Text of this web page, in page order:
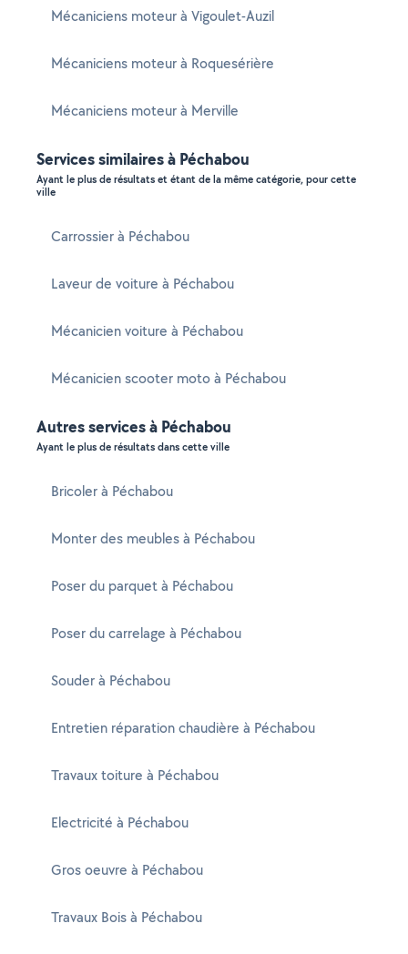
Mécaniciens moteur à Vigoulet-Auzil
Mécaniciens moteur à Roquesérière
Mécaniciens moteur à Merville
Services similaires à Péchabou
Ayant le plus de résultats et étant de la même catégorie, pour cette
ville
Carrossier à Péchabou
Laveur de voiture à Péchabou
Mécanicien voiture à Péchabou
Mécanicien scooter moto à Péchabou
Autres services à Péchabou
Ayant le plus de résultats dans cette ville
Bricoler à Péchabou
Monter des meubles à Péchabou
Poser du parquet à Péchabou
Poser du carrelage à Péchabou
Souder à Péchabou
Entretien réparation chaudière à Péchabou
Travaux toiture à Péchabou
Electricité à Péchabou
Gros oeuvre à Péchabou
Travaux Bois à Péchabou